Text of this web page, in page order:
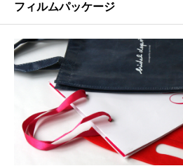
フィルムパッケージ